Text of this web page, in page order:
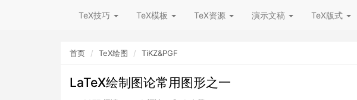
TeX技巧 TeX模板 TeX资源 演示文稿 TeX版式
首页 TeX绘图 TiKZ&PGF
LaTeX绘制图论常用图形之一